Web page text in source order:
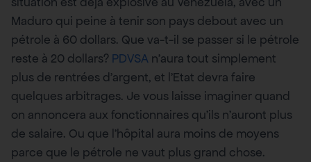
Maduro qui peine à tenir son pays debout avec un
pétrole à 60 dollars. Que va-t-il se passer si le pétrole
reste à 20 dollars? PDVSA n’aura tout simplement
plus de rentrées d’argent, et l’Etat devra faire
quelques arbitrages. Je vous laisse imaginer quand
on annoncera aux fonctionnaires qu’ils n’auront plus
de salaire. Ou que l’hôpital aura moins de moyens
parce que le pétrole ne vaut plus grand chose.